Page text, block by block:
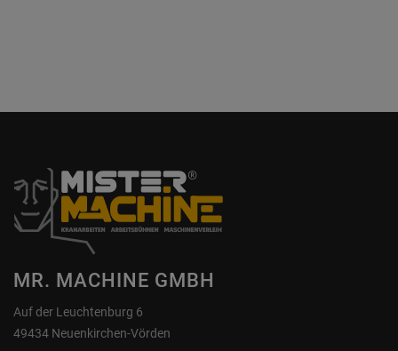
MR. MACHINE GMBH
Auf der Leuchtenburg 6
49434 Neuenkirchen-Vörden